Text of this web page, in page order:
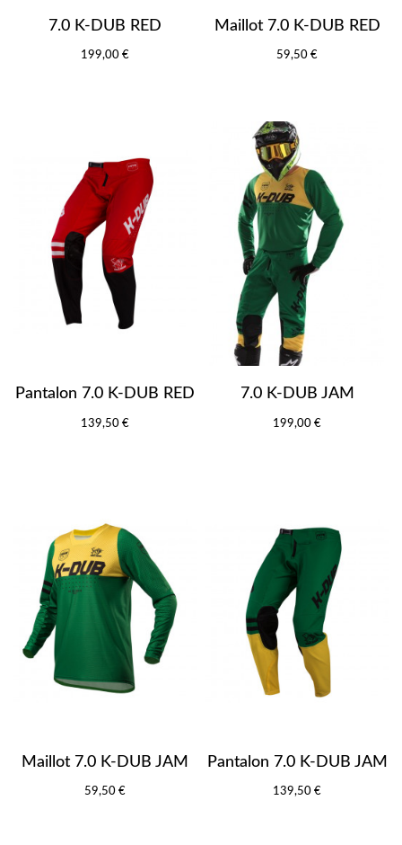
7.0 K-DUB RED
199,00 €
Maillot 7.0 K-DUB RED
59,50 €
Pantalon 7.0 K-DUB RED
139,50 €
7.0 K-DUB JAM
199,00 €
Maillot 7.0 K-DUB JAM
59,50 €
Pantalon 7.0 K-DUB JAM
139,50 €